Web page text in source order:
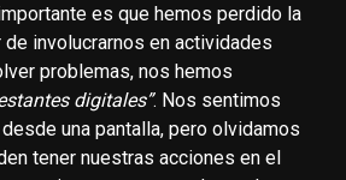
es que hemos perdido la
de involucrarnos en actividades
problemas, nos hemos
digitales”. Nos sentimos
una pantalla, pero olvidamos
tener nuestras acciones en el